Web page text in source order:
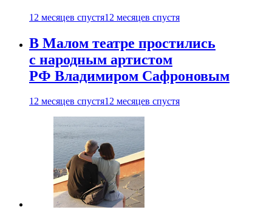
12 месяцев спустя12 месяцев спустя
В Малом театре простились
с народным артистом
РФ Владимиром Сафроновым
12 месяцев спустя12 месяцев спустя